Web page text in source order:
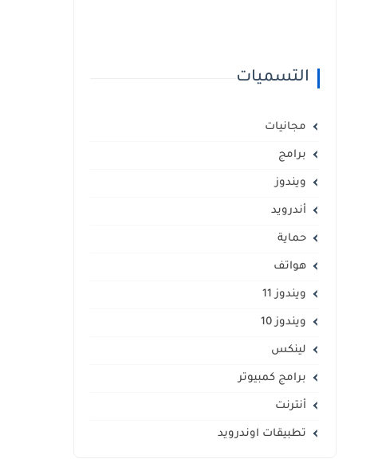
التسميات
مجانيات
برامج
ويندوز
أندرويد
حماية
هواتف
ويندوز 11
ويندوز 10
لينكس
برامج كمبيوتر
أنترنت
تطبيقات اوندرويد